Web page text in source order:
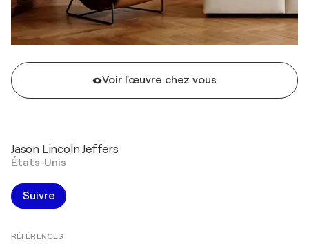
Voir l'œuvre chez vous
Jason Lincoln Jeffers
États-Unis
Suivre
RÉFÉRENCES